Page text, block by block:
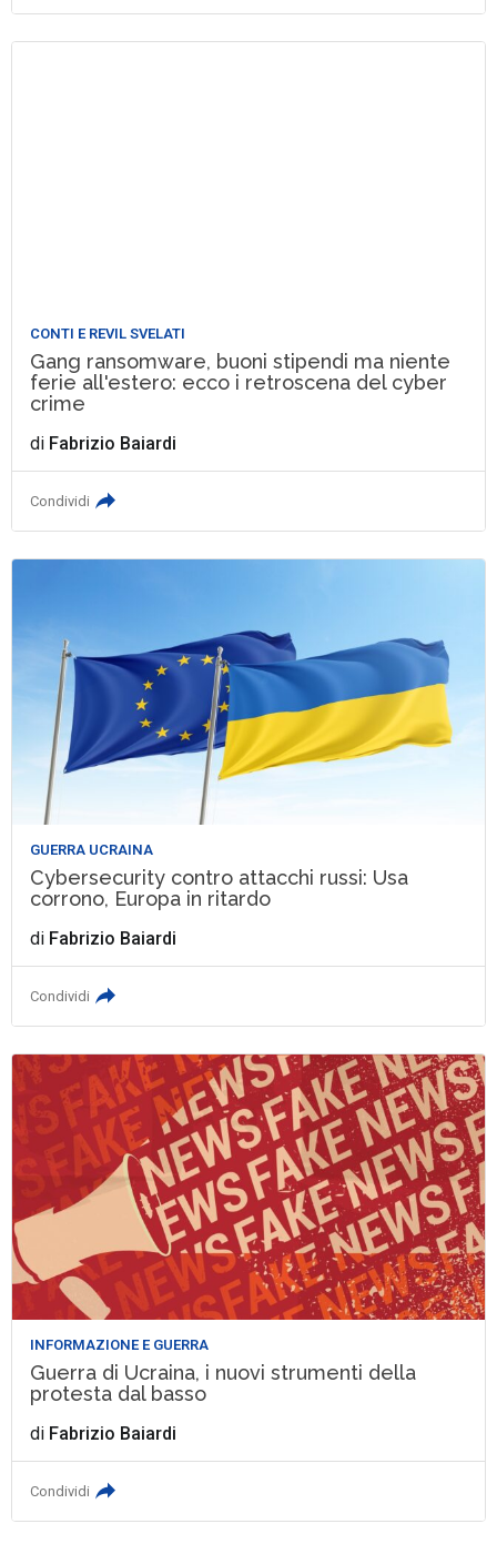
CONTI E REVIL SVELATI
Gang ransomware, buoni stipendi ma niente
ferie all'estero: ecco i retroscena del cyber
crime
di Fabrizio Baiardi
Condividi
GUERRA UCRAINA
Cybersecurity contro attacchi russi: Usa
corrono, Europa in ritardo
di Fabrizio Baiardi
Condividi
INFORMAZIONE E GUERRA
Guerra di Ucraina, i nuovi strumenti della
protesta dal basso
di Fabrizio Baiardi
Condividi